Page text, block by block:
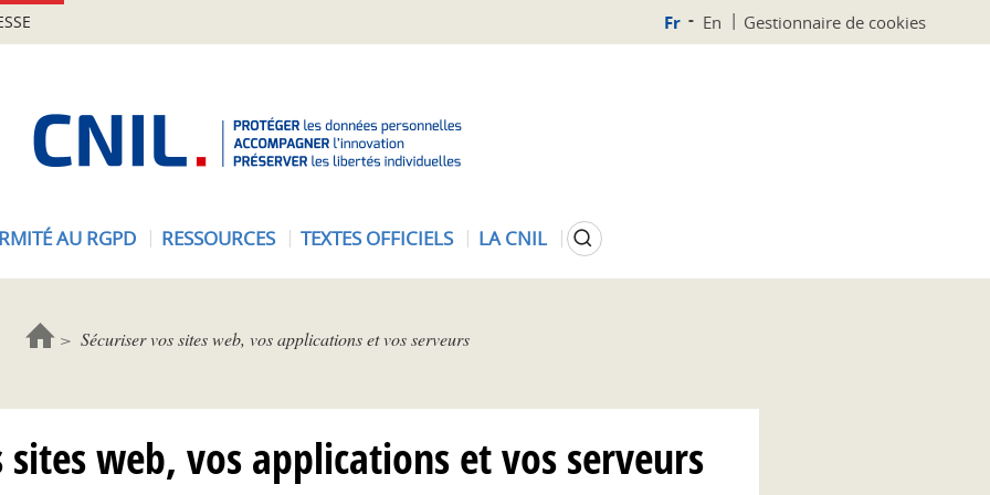
Fr En Gestionnaire de cookies
N
AU RGPD RESSOURCES TEXTES OFFICIELS LA CNIL Rechercher
Sécuriser vos sites web, vos applications et vos serveurs
sites web, vos applications et vos serveurs